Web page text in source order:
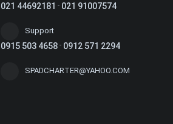
021 44692181 - 021 91007574
Support
0915 503 4658- 0912 571 2294
SPADCHARTER@YAHOO.COM